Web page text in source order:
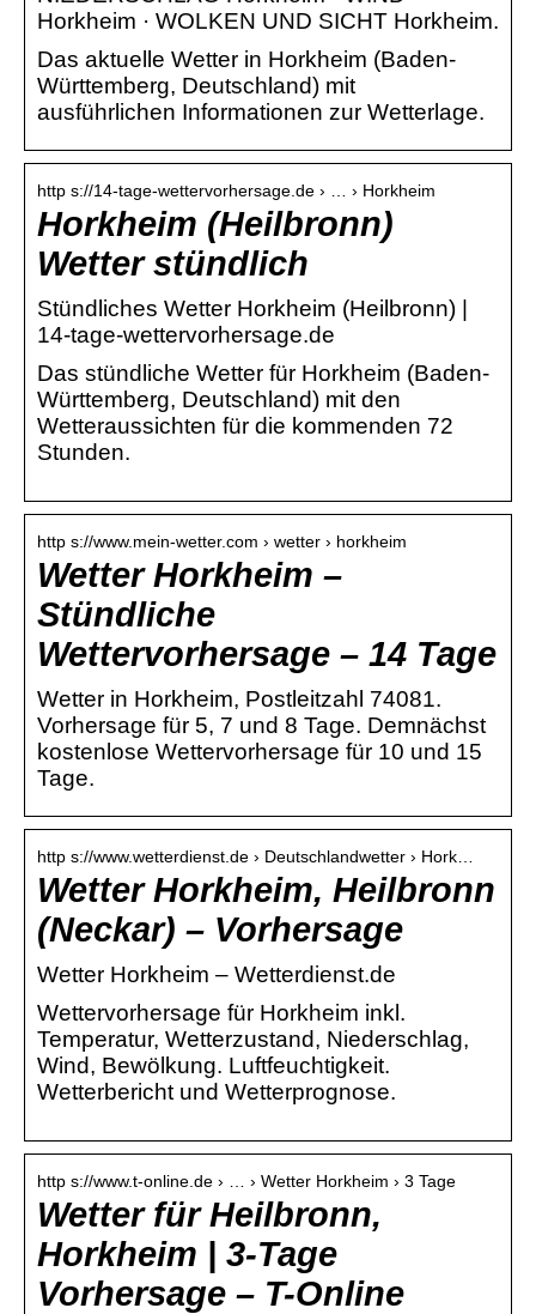
Horkheim · WOLKEN UND SICHT Horkheim.
Das aktuelle Wetter in Horkheim (Baden-
Württemberg, Deutschland) mit
ausführlichen Informationen zur Wetterlage.
http s://14-tage-wettervorhersage.de › … › Horkheim
Horkheim (Heilbronn)
Wetter stündlich
Stündliches Wetter Horkheim (Heilbronn) |
14-tage-wettervorhersage.de
Das stündliche Wetter für Horkheim (Baden-
Württemberg, Deutschland) mit den
Wetteraussichten für die kommenden 72
Stunden.
http s://www.mein-wetter.com › wetter › horkheim
Wetter Horkheim –
Stündliche
Wettervorhersage – 14 Tage
Wetter in Horkheim, Postleitzahl 74081.
Vorhersage für 5, 7 und 8 Tage. Demnächst
kostenlose Wettervorhersage für 10 und 15
Tage.
http s://www.wetterdienst.de › Deutschlandwetter › Hork…
Wetter Horkheim, Heilbronn
(Neckar) – Vorhersage
Wetter Horkheim – Wetterdienst.de
Wettervorhersage für Horkheim inkl.
Temperatur, Wetterzustand, Niederschlag,
Wind, Bewölkung. Luftfeuchtigkeit.
Wetterbericht und Wetterprognose.
http s://www.t-online.de › … › Wetter Horkheim › 3 Tage
Wetter für Heilbronn,
Horkheim | 3-Tage
Vorhersage – T-Online